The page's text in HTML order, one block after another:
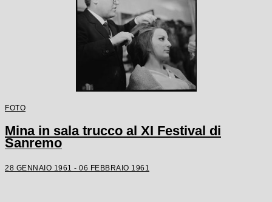
FOTO
Mina in sala trucco al XI Festival di
Sanremo
28 GENNAIO 1961 - 06 FEBBRAIO 1961